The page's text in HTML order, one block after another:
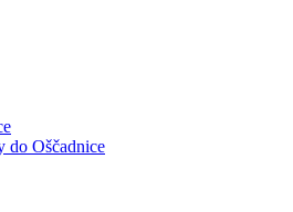
do Oščadnice